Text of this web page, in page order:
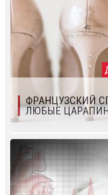
ФРАНЦУЗСКИЙ
ЛЮБЫЕ